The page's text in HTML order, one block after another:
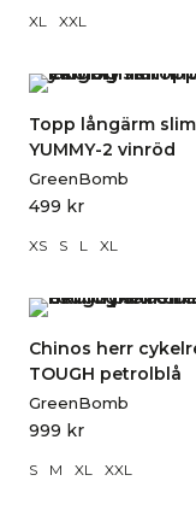
XL XXL
Topp långärm
YUMMY-2 vinröd
GreenBomb
499 kr
XS S L XL
Chinos herr
TOUGH petrolblå
GreenBomb
999 kr
S M XL XXL